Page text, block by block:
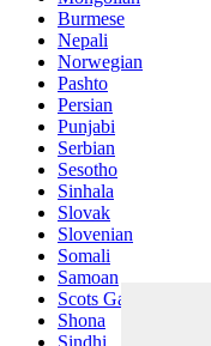
Burmese
Nepali
Norwegian
Pashto
Persian
Punjabi
Serbian
Sesotho
Sinhala
Slovak
Slovenian
Somali
Samoan
Scots Gaelic
Shona
Sindhi